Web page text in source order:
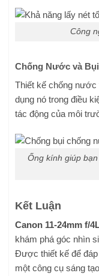
Công
Chống Nước và Bụi
Thiết kế chống
dụng nó trong điều
tác động của môi
Ống kính giúp
Kết Luận
Canon 11-24mm f/
khám phá góc nhìn
Được thiết kế để đáp
một công cụ sáng